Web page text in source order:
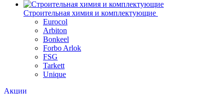
Строительная химия и комплектующие
Eurocol
Arbiton
Bonkeel
Forbo Arlok
FSG
Tarkett
Unique
Акции